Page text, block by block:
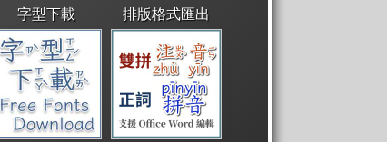
字型下載 排版格式匯出